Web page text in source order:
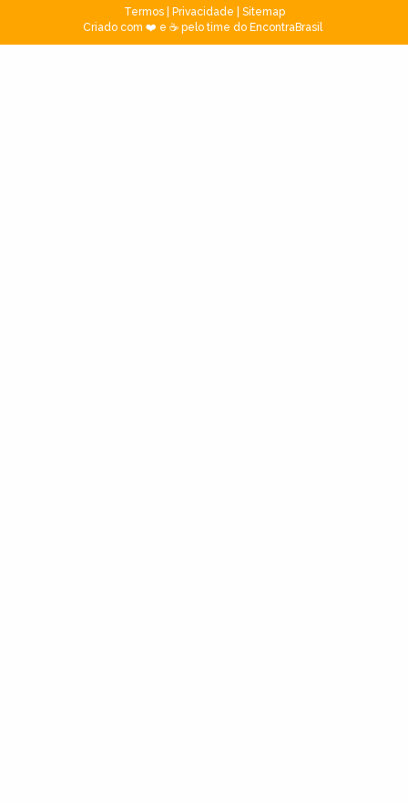
Termos| Privacidade
Sitemap
Criado com ❤️ e ☕ pelo time do EncontraBrasil